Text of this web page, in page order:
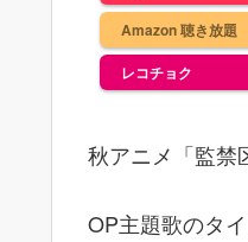
Amazon 聴き放題
レコチョク
秋アニメ「監禁
OP主題歌のタ